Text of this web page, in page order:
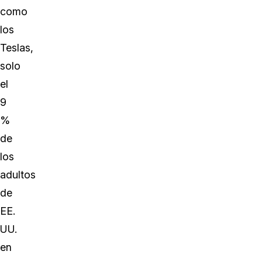
como
los
Teslas,
solo
el
9
%
de
los
adultos
de
EE.
UU.
en